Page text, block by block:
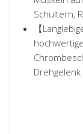
Schultern,
【
Drehgelenk